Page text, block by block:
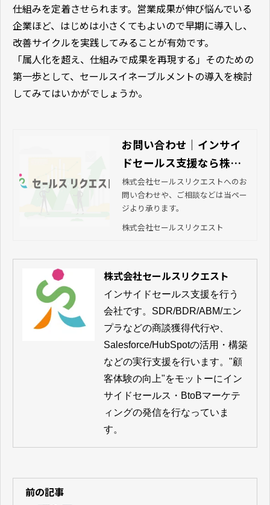
仕組みを定着させられます。営業成果が伸び悩んでいる
企業ほど、はじめは小さくてもよいので早期に導入し、
改善サイクルを実践してみることが有効です。
「属人化を超え、仕組みで成果を再現する」そのための
第一歩として、セールスイネーブルメントの導入を検討
してみてはいかがでしょうか。
お問い合わせ｜インサイ
ドセールス支援なら株式
会社セールスリクエスト
株式会社セールスリクエストへのお
問い合わせや、ご相談などは当ペー
ジより承ります。
株式会社セールスリクエスト
株式会社セールスリクエスト
インサイドセールス支援を行う
会社です。SDR/BDR/ABM/エン
プラなどの商談獲得代行や、
Salesforce/HubSpotの活用・構築
などの実行支援を行います。"顧
客体験の向上"をモットーにイン
サイドセールス・BtoBマーケテ
ィングの発信を行なっていま
す。
前の記事